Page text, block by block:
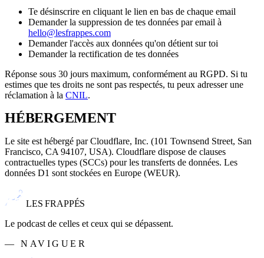
Te désinscrire en cliquant le lien en bas de chaque email
Demander la suppression de tes données par email à
hello@lesfrappes.com
Demander l'accès aux données qu'on détient sur toi
Demander la rectification de tes données
Réponse sous 30 jours maximum, conformément au RGPD. Si tu
estimes que tes droits ne sont pas respectés, tu peux adresser une
réclamation à la CNIL.
HÉBERGEMENT
Le site est hébergé par Cloudflare, Inc. (101 Townsend Street, San
Francisco, CA 94107, USA). Cloudflare dispose de clauses
contractuelles types (SCCs) pour les transferts de données. Les
données D1 sont stockées en Europe (WEUR).
LES FRAPPÉS
Le podcast de celles et ceux qui se dépassent.
— NAVIGUER